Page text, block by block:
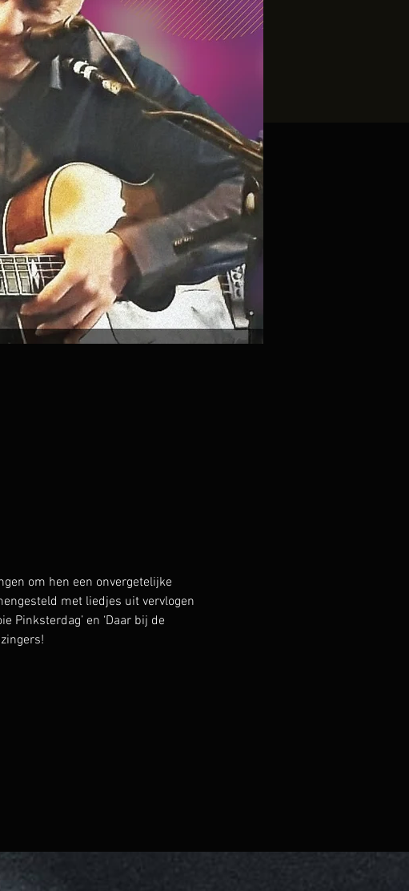
om hen een onvergetelijke
met liedjes uit vervlogen
Pinksterdag’ en ‘Daar bij de